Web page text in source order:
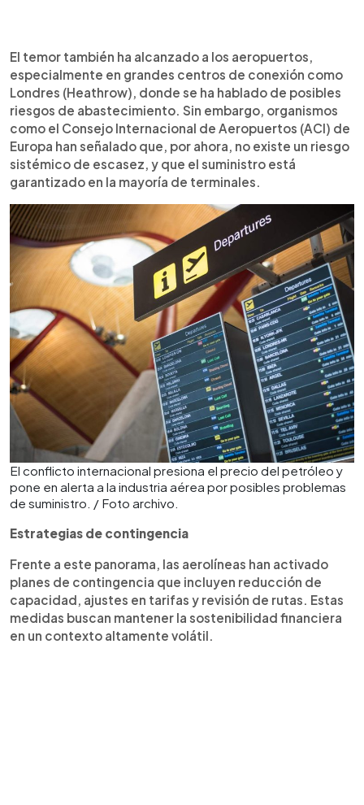
El temor también ha alcanzado a los aeropuertos,
especialmente en grandes centros de conexión como
Londres (Heathrow), donde se ha hablado de posibles
riesgos de abastecimiento. Sin embargo, organismos
como el Consejo Internacional de Aeropuertos (ACI) de
Europa han señalado que, por ahora, no existe un riesgo
sistémico de escasez, y que el suministro está
garantizado en la mayoría de terminales.
El conflicto internacional presiona el precio del petróleo y
pone en alerta a la industria aérea por posibles problemas
de suministro. / Foto archivo.
Estrategias de contingencia
Frente a este panorama, las aerolíneas han activado
planes de contingencia que incluyen reducción de
capacidad, ajustes en tarifas y revisión de rutas. Estas
medidas buscan mantener la sostenibilidad financiera
en un contexto altamente volátil.